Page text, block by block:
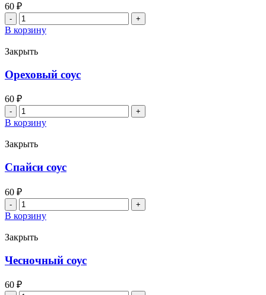
60 ₽
Количество
товара
Васаби
В корзину
Закрыть
Ореховый соус
60 ₽
Количество
товара
Ореховый
соус
В корзину
Закрыть
Спайси соус
60 ₽
Количество
товара
Спайси
соус
В корзину
Закрыть
Чесночный соус
60 ₽